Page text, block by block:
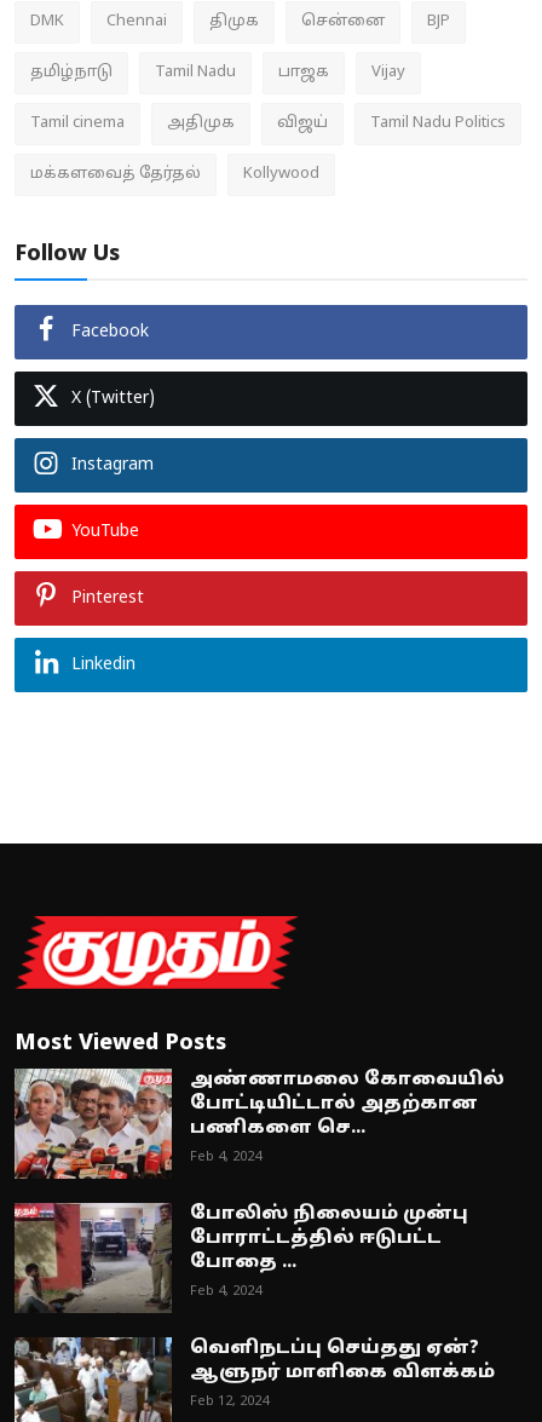
DMK Chennai திமுக சென்னை BJP
தமிழ்நாடு Tamil Nadu பாஜக Vijay
Tamil cinema அதிமுக விஜய் Tamil Nadu Politics
மக்களவைத் தேர்தல் Kollywood
Follow Us
Facebook
X (Twitter)
Instagram
YouTube
Pinterest
Linkedin
Most Viewed Posts
அண்ணாமலை கோவையில்
போட்டியிட்டால் அதற்கான
பணிகளை செ...
Feb 4, 2024
போலிஸ் நிலையம் முன்பு
போராட்டத்தில் ஈடுபட்ட
போதை ...
Feb 4, 2024
வெளிநடப்பு செய்தது ஏன்?
ஆளுநர் மாளிகை விளக்கம்
Feb 12, 2024